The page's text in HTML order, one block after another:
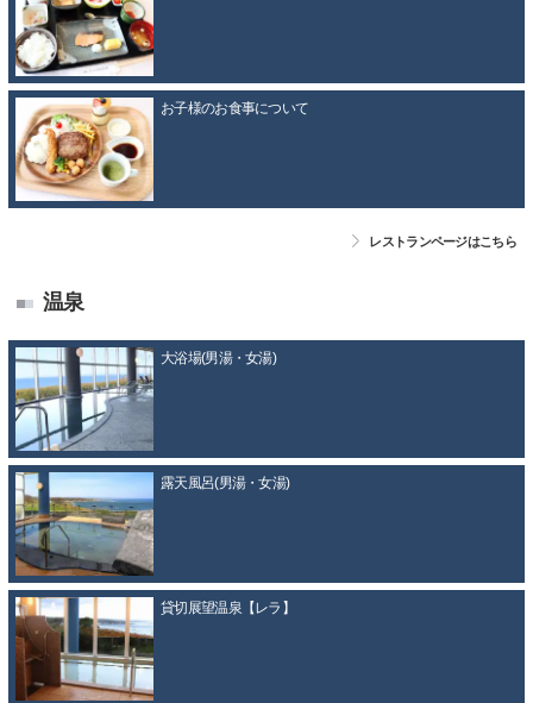
お子様のお食事について
レストランページはこちら
温泉
大浴場(男湯・女湯)
露天風呂(男湯・女湯)
貸切展望温泉【レラ】